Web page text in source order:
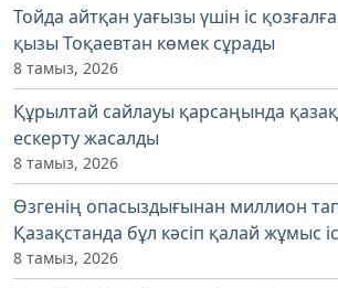
Тойда айтқан уағызы үшін іс
қызы Тоқаевтан көмек сұрады
8 тамыз, 2026
Құрылтай сайлауы қарсаңында
ескерту жасалды
8 тамыз, 2026
Өзгенің опасыздығынан миллион
Қазақстанда бұл кәсіп қалай жұмыс
8 тамыз, 2026